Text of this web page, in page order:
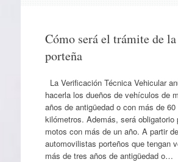
Cómo será el trámite de
porteña
La Verificación Técnica Vehicular
hacerla los dueños de vehículos de
años de antigüedad o con más de 60
kilómetros. Además, será obligatorio
motos con más de un año. A partir
automovilistas porteños que tengan
más de tres años de antigüedad o…